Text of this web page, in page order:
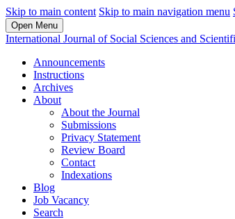
Skip to main content Skip to main navigation menu
Open Menu
International Journal of Social Sciences and
Announcements
Instructions
Archives
About
About the Journal
Submissions
Privacy Statement
Review Board
Contact
Indexations
Blog
Job Vacancy
Search